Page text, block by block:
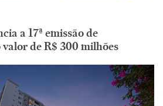
a 17ª emissão de
de R$ 300 milhões